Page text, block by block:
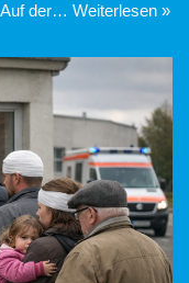
Auf der… Weiterlesen »